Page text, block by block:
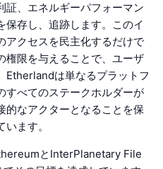
証、エネルギーパフォーマン
保存し、追跡します。このイ
アクセスを民主化するだけで
権限を与えることで、ユーザ
Etherlandは単なるプラットフ
すべてのステークホルダーが
的なアクターとなることを保
ます。
とInterPlanetary File